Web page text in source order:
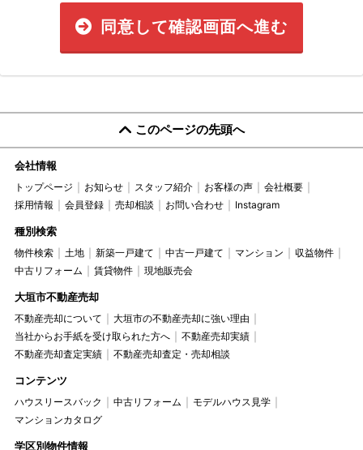
同意して確認画面へ進む
このページの先頭へ
会社情報
トップページ お知らせ スタッフ紹介 お客様の声
会社概要
採用情報
会員登録 売却相談 お問い合わせ Instagram
種別検索
物件検索 土地 新築一戸建て 中古一戸建て マンション
収益物件
中古リフォーム
賃貸物件 現地販売会
大垣市不動産売却
不動産売却について
大垣市の不動産売却に強い理由
当社からお手紙を受け取られた方へ
不動産売却実績
不動産売却査定実績
不動産売却査定・売却相談
コンテンツ
ハウスリースバック 中古リフォーム
モデルハウス見学
マンションカタログ
学区別物件情報